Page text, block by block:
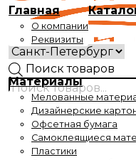
Поиск товаров
Время работы
с 9 до 17-30
Время выдачи
Главная
О компании
Реквизиты
Материалы
Мелованные
Дизайнерские
Офсетная бумага
Самоклеящиеся
Пластики